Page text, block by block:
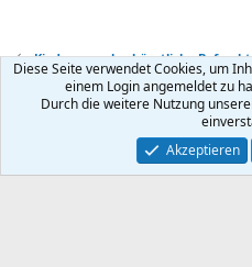
Kinderwunsch + künstliche
Kontakt Nutzungsbedingungen
Community platform by XenForo ® ©
Diese Seite verwendet Cookies, um
einem Login angemeldet zu
Durch die weitere Nutzung
Akzeptieren